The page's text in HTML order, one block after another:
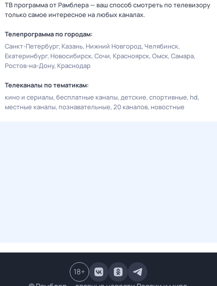
ТВ программа от Рамблера — ваш способ смотреть по телевизору
только самое интересное на любых каналах.
Телепрограмма по городам:
Санкт-Петербург Казань Нижний Новгород Челябинск
Екатеринбург Новосибирск Сочи Красноярск Омск Самара
Ростов-на-Дону Краснодар
Телеканалы по тематикам:
кино и сериалы бесплатные каналы детские спортивные hd
местные каналы познавательные 20 каналов новостные
18+